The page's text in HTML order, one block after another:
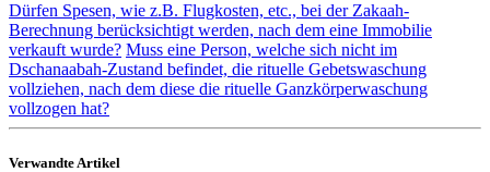
Dürfen Spesen, wie z.B. Flugkosten, etc., bei der Zakaah-
Berechnung berücksichtigt werden, nach dem eine Immobilie
verkauft wurde? Muss eine Person, welche sich nicht im
Dschanaabah-Zustand befindet, die rituelle Gebetswaschung
vollziehen, nach dem diese die rituelle Ganzkörperwaschung
vollzogen hat?
Verwandte Artikel